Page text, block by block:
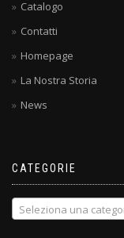
Catalogo
Contatti
Homepage
La Nostra Storia
News
CATEGORIE
Seleziona una